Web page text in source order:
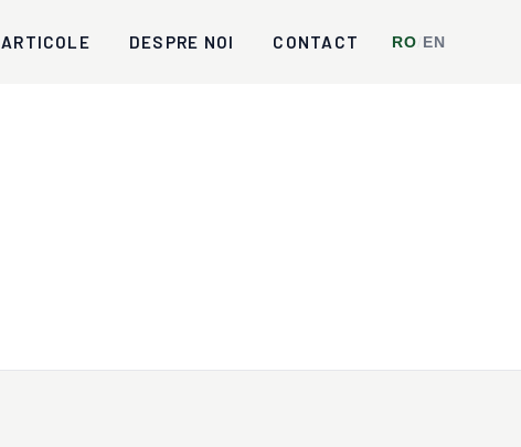
ARTICOLE DESPRE NOI CONTACT RO EN